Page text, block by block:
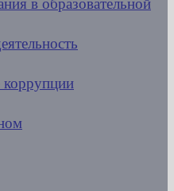
коррупции